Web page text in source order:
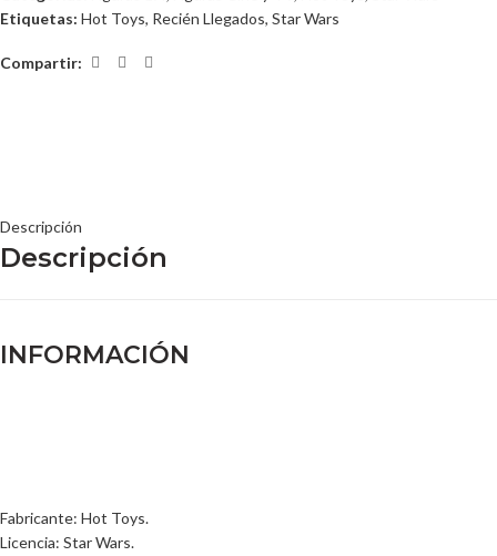
Etiquetas: Hot Toys, Recién Llegados, Star Wars
Compartir:
Descripción
Descripción
INFORMACIÓN
Fabricante: Hot Toys.
Licencia: Star Wars.